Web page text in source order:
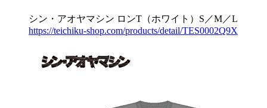
シン・アオヤマシン ロンT（ホワイト）S／M／L
https://teichiku-shop.com/products/detail/TES0002Q9X